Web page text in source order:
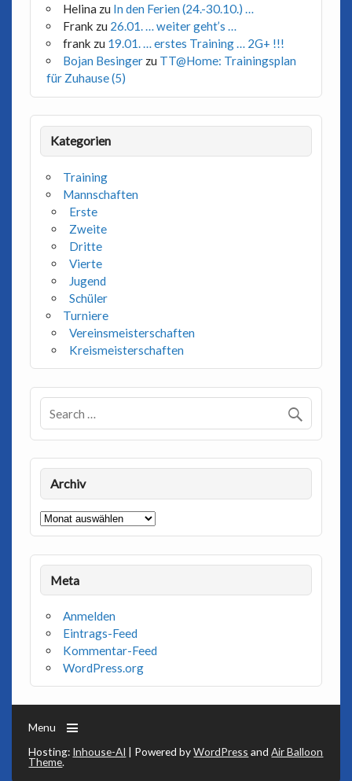
Helina zu In den Ferien (24.-30.10.) …
Frank zu 26.01. … weiter geht’s …
frank zu 19.01. … erstes Training … 2G+ !!!
Bojan Besingerzu TT@Home: Trainingsplan
für Zuhause (5)
Kategorien
Training
Mannschaften
Erste
Zweite
Dritte
Vierte
Jugend
Schüler
Turniere
Vereinsmeisterschaften
Kreismeisterschaften
Archiv
Archiv
Meta
Anmelden
Eintrags-Feed
Kommentar-Feed
WordPress.org
Menu
Hosting: Inhouse-AI | Powered byWordPress andAir Balloon
Theme.